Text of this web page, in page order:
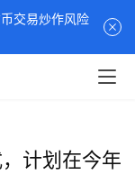
计划在今年
交易炒作风险